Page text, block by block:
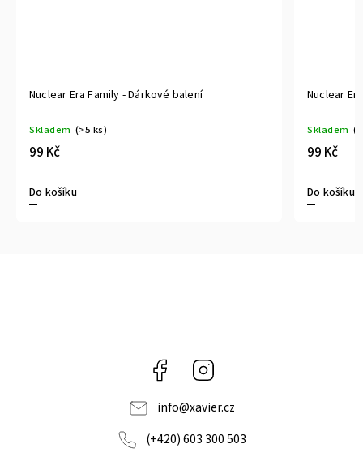
Nuclear Era Family - Dárkové balení
Skladem (>5 ks)
99 Kč
Do košíku
Nuclear
Skladem
99 Kč
Do košíku
Facebook
info@xavier.cz
(+420) 603 300 503